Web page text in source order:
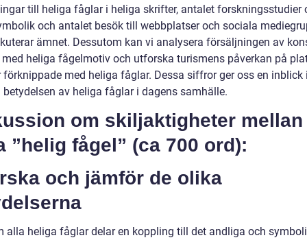
till heliga fåglar i heliga skrifter, antalet forskningsstudier
och antalet besök till webbplatser och sociala
ämnet. Dessutom kan vi analysera försäljningen av
heliga fågelmotiv och utforska turismens påverkan på
förknippade med heliga fåglar. Dessa siffror ger oss en inblick
av heliga fåglar i dagens samhälle.
om skiljaktigheter mellan
”helig fågel” (ca 700 ord):
och jämför de olika
alla heliga fåglar delar en koppling till det andliga och